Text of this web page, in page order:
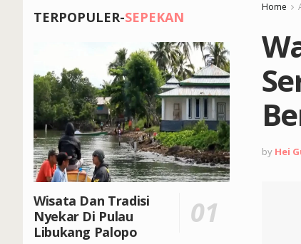
Home
by Hei
TERPOPULER-SEPEKAN
Wisata Dan Tradisi
Nyekar Di Pulau
Libukang Palopo